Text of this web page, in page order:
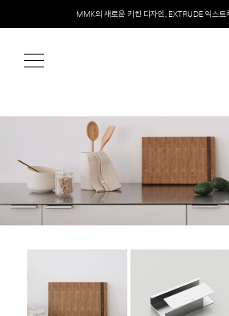
MMK의 새로운 키친 디자인, EXTRUDE 익스트
LG 가전과 MMK 키친의 만남. 지금 바로 확